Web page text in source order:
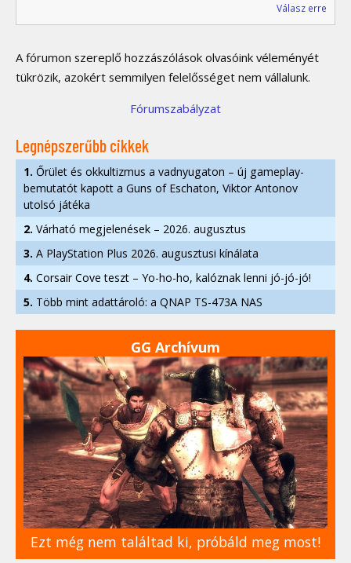
Válasz erre
A fórumon szereplő hozzászólások olvasóink véleményét
tükrözik, azokért semmilyen felelősséget nem vállalunk.
Fórumszabályzat
Legnépszerűbb cikkek
1. Őrület és okkultizmus a vadnyugaton – új gameplay-
bemutatót kapott a Guns of Eschaton, Viktor Antonov
utolsó játéka
2. Várható megjelenések – 2026. augusztus
3. A PlayStation Plus 2026. augusztusi kínálata
4. Corsair Cove teszt – Yo-ho-ho, kalóznak lenni jó-jó-jó!
5. Több mint adattároló: a QNAP TS-473A NAS
GG Archívum
Ezt még nem találtad ki, próbáld meg most!